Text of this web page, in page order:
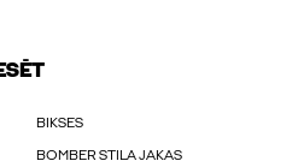
BIKSES
BOMBER STILA JAKAS